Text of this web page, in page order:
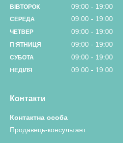
ВІВТОРОК 09:00 19:00
СЕРЕДА 09:00 19:00
ЧЕТВЕР 09:00 19:00
ПʼЯТНИЦЯ 09:00 19:00
СУБОТА 09:00 19:00
НЕДІЛЯ 09:00 19:00
Контакти
Продавець-консультант